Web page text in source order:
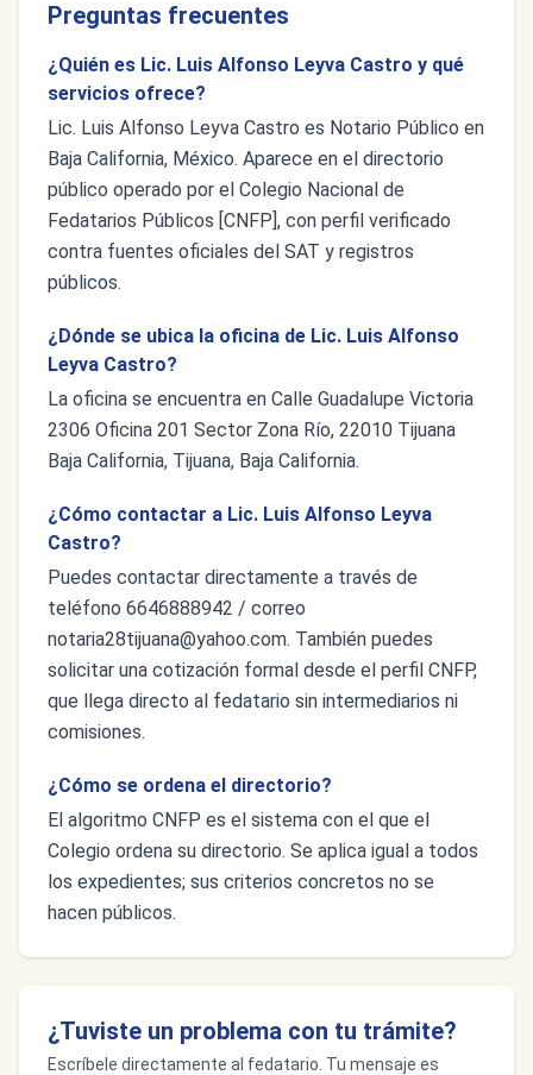
Preguntas frecuentes
¿Quién es Lic. Luis Alfonso Leyva Castro y qué
servicios ofrece?
Lic. Luis Alfonso Leyva Castro es Notario Público en
Baja California, México. Aparece en el directorio
público operado por el Colegio Nacional de
Fedatarios Públicos [CNFP], con perfil verificado
contra fuentes oficiales del SAT y registros
públicos.
¿Dónde se ubica la oficina de Lic. Luis Alfonso
Leyva Castro?
La oficina se encuentra en Calle Guadalupe Victoria
2306 Oficina 201 Sector Zona Río, 22010 Tijuana
Baja California, Tijuana, Baja California.
¿Cómo contactar a Lic. Luis Alfonso Leyva
Castro?
Puedes contactar directamente a través de
teléfono 6646888942 / correo
notaria28tijuana@yahoo.com. También puedes
solicitar una cotización formal desde el perfil CNFP,
que llega directo al fedatario sin intermediarios ni
comisiones.
¿Cómo se ordena el directorio?
El algoritmo CNFP es el sistema con el que el
Colegio ordena su directorio. Se aplica igual a todos
los expedientes; sus criterios concretos no se
hacen públicos.
¿Tuviste un problema con tu trámite?
Escríbele directamente al fedatario. Tu mensaje es